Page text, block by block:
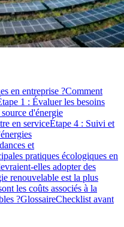
en entreprise ?Comment
1 : Évaluer les besoins
d'énergie
en serviceÉtape 4 : Suivi et
et
pratiques écologiques en
elles adopter des
renouvelable est la plus
les coûts associés à la
?GlossaireChecklist avant